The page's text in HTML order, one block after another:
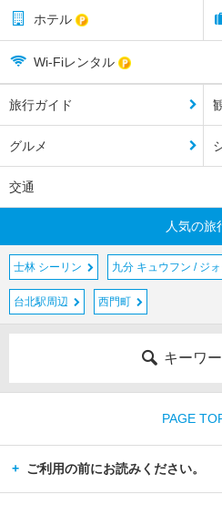
ホテル
Wi-Fiレンタル
旅行ガイド
グルメ
交通
人気の旅
士林 シーリン 九分 キュウフン / ジ
台北駅周辺 西門町
キーワ
PAGE
ご利用の前にお読みください。